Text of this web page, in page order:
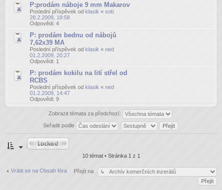
P:prodám náboje 9 mm Makarov
Poslední příspěvek od klasik « sob
28.2.2009, 18:58
Odpovědi: 4
P: prodám bednu od nábojů
7,62x39 MA
Poslední příspěvek od klasik « ned
01.2.2009, 20:27
Odpovědi: 1
P: prodám kokilu na lití střel od
RCBS
Poslední příspěvek od klasik « ned
01.2.2009, 14:47
Odpovědi: 9
Zobrazit témata za předchozí:
Seřadit podle
Fórum je
zamknuté
10 témat • Stránka 1 z 1
Vrátit se na Obsah fóra Přejít na